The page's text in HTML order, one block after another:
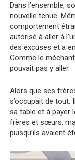
Dans l’ensemble,
nouvelle tenue.
comportement
autorisé à aller à
des excuses et a
Comme le
pouvait pas y aller.
Alors que ses
s’occupait de tout.
sa table et à payer
frères et sœurs,
puisqu’ils avaient